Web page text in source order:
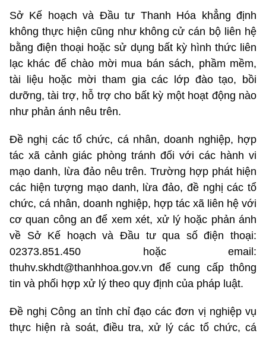
Sở Kế hoạch và Đầu tư Thanh Hóa khẳng định
không thực hiện cũng như không cử cán bộ liên hệ
bằng điện thoại hoặc sử dụng bất kỳ hình thức liên
lạc khác để chào mời mua bán sách, phầm mềm,
tài liệu hoặc mời tham gia các lớp đào tạo, bồi
dưỡng, tài trợ, hỗ trợ cho bất kỳ một hoạt động nào
như phản ánh nêu trên.
Đề nghị các tổ chức, cá nhân, doanh nghiệp, hợp
tác xã cảnh giác phòng tránh đối với các hành vi
mạo danh, lừa đảo nêu trên. Trường hợp phát hiện
các hiện tượng mạo danh, lừa đảo, đề nghị các tổ
chức, cá nhân, doanh nghiệp, hợp tác xã liên hệ với
cơ quan công an để xem xét, xử lý hoặc phản ánh
về Sở Kế hoạch và Đầu tư qua số điện thoại:
02373.851.450 hoặc email:
thuhv.skhdt@thanhhoa.gov.vn để cung cấp thông
tin và phối hợp xử lý theo quy định của pháp luật.
Đề nghị Công an tỉnh chỉ đạo các đơn vị nghiệp vụ
thực hiện rà soát, điều tra, xử lý các tổ chức, cá